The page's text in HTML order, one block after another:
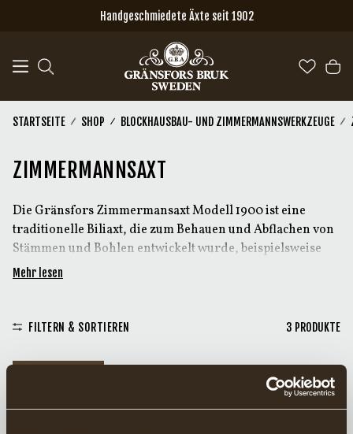
Zum Hauptinhalt springenHandgeschmiedete Äxte seit 1902
STARTSEITE SHOP BLOCKHAUSBAU- UND ZIMMERMANNSWERKZEUGE
ZIMMERMANNSAXT
Die Gränsfors Zimmermansaxt Modell 1900 ist eine
traditionelle Biliaxt, die zum Behauen und Abflachen von
Stämmen und Bohlen entwickelt wurde, beispielsweise
beim Blockhausbau. Breitäxte unterscheiden sich stark in
Holz arbeitet.
verschiedenen Stielvarianten erhältlich. Standardmäßig
ist sie mit einem geraden Stiel ausgestattet, bei dem die
Schneide parallel zum Stiel verläuft. Die Axt kann
Mehr lesen
FILTERN & SORTIEREN 3 PRODUKTE